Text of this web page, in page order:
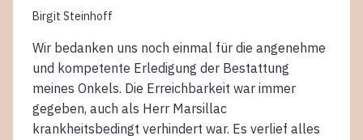
Birgit Steinhoff
Wir bedanken uns noch einmal für die angenehme
und kompetente Erledigung der Bestattung
meines Onkels. Die Erreichbarkeit war immer
gegeben, auch als Herr Marsillac
krankheitsbedingt verhindert war. Es verlief alles